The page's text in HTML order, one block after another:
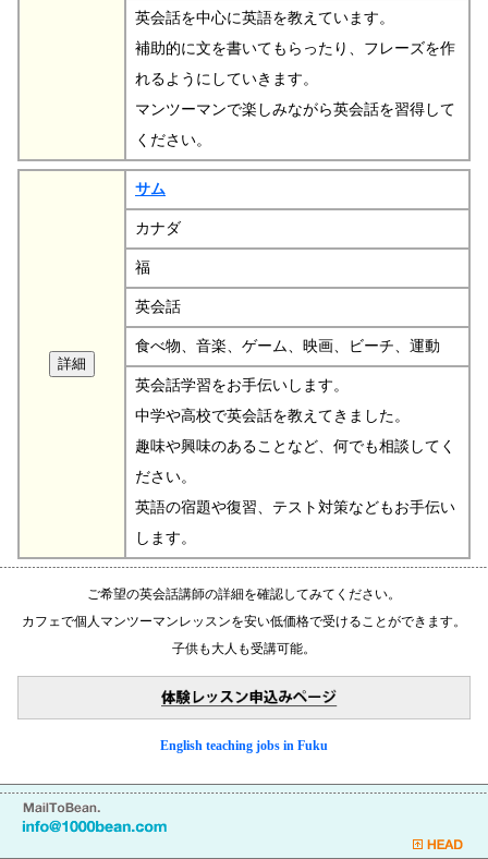
英会話を中心に英語を教えています。
補助的に文を書いてもらったり、フレーズを作
れるようにしていきます。
マンツーマンで楽しみながら英会話を習得して
ください。
サム
カナダ
福
英会話
食べ物、音楽、ゲーム、映画、ビーチ、運動
英会話学習をお手伝いします。
中学や高校で英会話を教えてきました。
趣味や興味のあることなど、何でも相談してく
ださい。
英語の宿題や復習、テスト対策などもお手伝い
します。
ご希望の英会話講師の詳細を確認してみてください。
カフェで個人マンツーマンレッスンを安い低価格で受けることができます。
子供も大人も受講可能。
English teaching jobs in Fuku